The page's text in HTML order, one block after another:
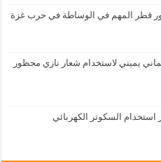
دور قطر المهم في الوساطة في حرب غزة
يميني لاستخدام شعار نازي محظور
استخدام السكوتر الكهربائي